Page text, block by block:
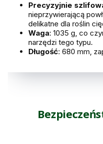
Precyzyjnie
nieprzywierającą
delikatne dla roślin
Waga: 1035 g, co
narzędzi tego typu.
Długość: 680 mm,